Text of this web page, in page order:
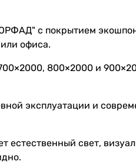
с покрытием
офиса.
800×2000 и
эксплуатации и
естественный свет,